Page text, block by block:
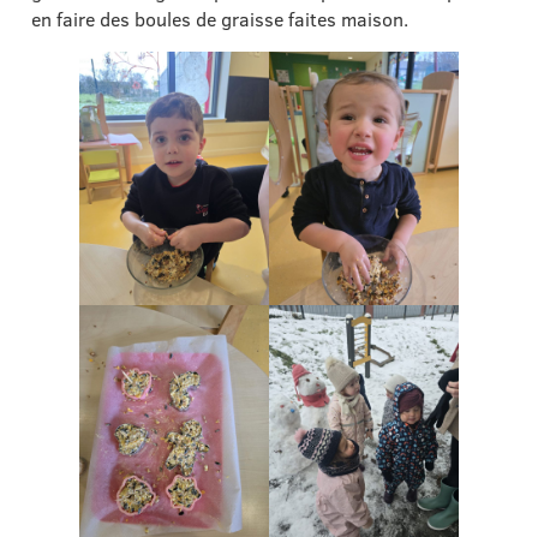
en faire des boules de graisse faites maison.